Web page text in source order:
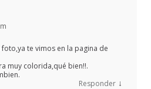
te vimos en la pagina de
muy colorida,qué bien!!.
Responder ↓